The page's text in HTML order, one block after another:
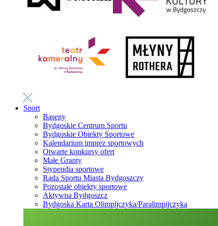
Sport
Baseny
Bydgoskie Centrum Sportu
Bydgoskie Obiekty Sportowe
Kalendarium imprez sportowych
Otwarte konkursy ofert
Małe Granty
Stypendia sportowe
Rada Sportu Miasta Bydgoszczy
Pozostałe obiekty sportowe
Aktywna Bydgoszcz
Bydgoska Karta Olimpijczyka/Paralimpijczyka